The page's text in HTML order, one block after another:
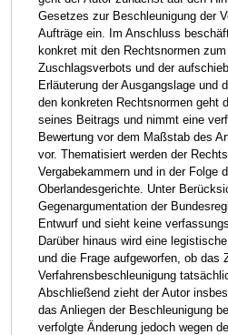
Gesetzes zur Beschleunigung der
Aufträge ein. Im Anschluss
konkret mit den Rechtsnormen
Zuschlagsverbots und der
Erläuterung der Ausgangslage und
den konkreten Rechtsnormen geht
seines Beitrags und nimmt eine
Bewertung vor dem Maßstab des
vor. Thematisiert werden der
Vergabekammern und in der Folge
Oberlandesgerichte. Unter
Gegenargumentation der
Entwurf und sieht keine
Darüber hinaus wird eine
und die Frage aufgeworfen, ob das
Verfahrensbeschleunigung
Abschließend zieht der Autor
das Anliegen der Beschleunigung
verfolgte Änderung jedoch wegen